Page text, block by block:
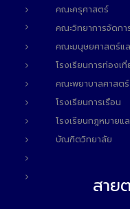
คณะครุศาสตร์
คณะวิทยาการจัดกา
คณะมนุษยศาสตร์แ
โรงเรียนการท่องเ
คณะพยาบาลศาสตร์
โรงเรียนการเรือน
โรงเรียนกฎหมายแ
บัณฑิตวิทยาลัย
สา